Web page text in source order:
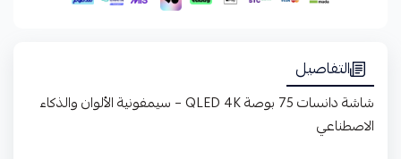
التفاصيل
شاشة دانسات 75 بوصة QLED 4K – سيمفونية الألوان والذكاء
الاصطناعي